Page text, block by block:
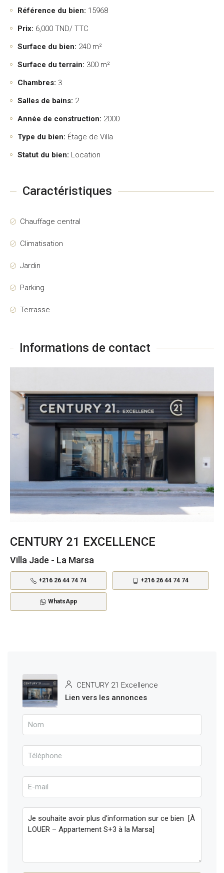
Référence du bien: 15968
Prix: 6,000 TND/ TTC
Surface du bien: 240 m²
Surface du terrain: 300 m²
Chambres: 3
Salles de bains: 2
Année de construction: 2000
Type du bien: Étage de Villa
Statut du bien: Location
Caractéristiques
Chauffage central
Climatisation
Jardin
Parking
Terrasse
Informations de contact
CENTURY 21 EXCELLENCE
Villa Jade - La Marsa
+216 26 44 74 74 +216 26 44 74 74
WhatsApp
CENTURY 21 Excellence
Lien vers les annonces